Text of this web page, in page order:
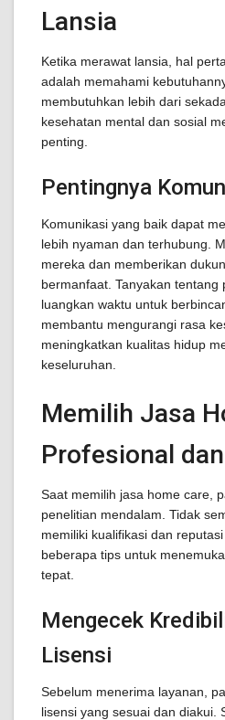
Lansia
Ketika merawat lansia, hal
adalah memahami
membutuhkan lebih dari
kesehatan mental dan sosial
penting.
Pentingnya
Komunikasi yang baik dapat
lebih nyaman dan terhubung.
mereka dan memberikan
bermanfaat. Tanyakan tentang
luangkan waktu untuk
membantu mengurangi rasa
meningkatkan kualitas hidup
keseluruhan.
Memilih Jasa
Profesional
Saat memilih jasa home care,
penelitian mendalam. Tidak
memiliki kualifikasi dan
beberapa tips untuk
tepat.
Mengecek
Lisensi
Sebelum menerima layanan,
lisensi yang sesuai dan diakui.